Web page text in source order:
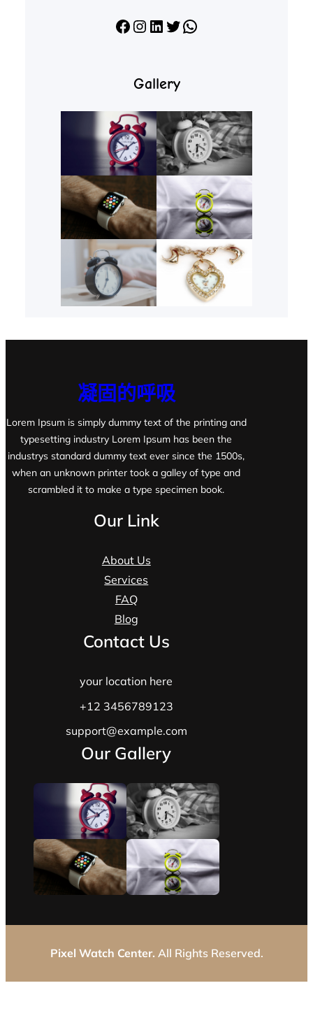
Facebook Instagram LinkedIn X WhatsApp
Gallery
凝固的呼吸
Lorem Ipsum is simply dummy text of the printing and
typesetting industry Lorem Ipsum has been the
industrys standard dummy text ever since the 1500s,
when an unknown printer took a galley of type and
scrambled it to make a type specimen book.
Our Link
About Us
Services
FAQ
Blog
Contact Us
your location here
+12 3456789123
support@example.com
Our Gallery
Pixel Watch Center. All Rights Reserved.